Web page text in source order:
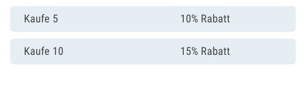
Kaufe 5 10% Rabatt
Kaufe 10 15% Rabatt